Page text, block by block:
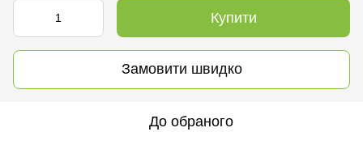
Купити
Замовити швидко
До обраного